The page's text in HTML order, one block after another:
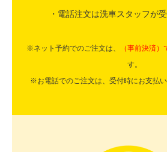
・電話注文は洗車スタッフが
※ネット予約でのご注文は、 （事前決済）
す。
※お電話でのご注文は、受付時にお支払い